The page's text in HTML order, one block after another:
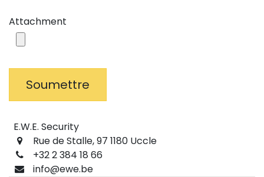
Attachment
Soumettre
E.W.E. Security
Rue de Stalle, 97 1180 Uccle
+32 2 384 18 66
info@ewe.be